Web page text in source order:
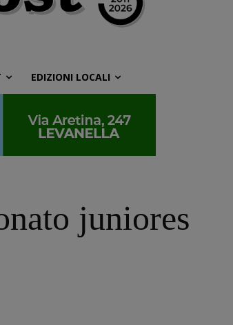
EDIZIONI LOCALI
juniores